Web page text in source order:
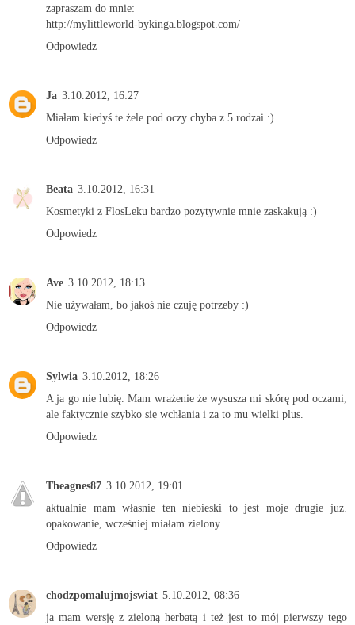
zapraszam do mnie:
http://mylittleworld-bykinga.blogspot.com/
Odpowiedz
Ja 3.10.2012, 16:27
Miałam kiedyś te żele pod oczy chyba z 5 rodzai :)
Odpowiedz
Beata 3.10.2012, 16:31
Kosmetyki z FlosLeku bardzo pozytywnie mnie zaskakują :)
Odpowiedz
Ave 3.10.2012, 18:13
Nie używałam, bo jakoś nie czuję potrzeby :)
Odpowiedz
Sylwia 3.10.2012, 18:26
A ja go nie lubię. Mam wrażenie że wysusza mi skórę pod oczami,
ale faktycznie szybko się wchłania i za to mu wielki plus.
Odpowiedz
Theagnes87 3.10.2012, 19:01
aktualnie mam własnie ten niebieski to jest moje drugie juz.
opakowanie, wcześniej miałam zielony
Odpowiedz
chodzpomalujmojswiat 5.10.2012, 08:36
ja mam wersję z zieloną herbatą i też jest to mój pierwszy tego